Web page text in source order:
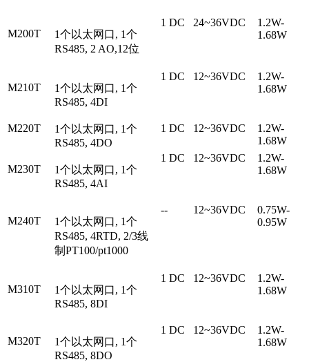
M200T
1个以太网口, 1个
RS485, 2 AO,12位
1 DC 24~36VDC
1.2W-
1.68W
M210T
1个以太网口, 1个
RS485, 4DI
1 DC 12~36VDC
1.2W-
1.68W
M220T
1个以太网口, 1个
RS485, 4DO
1 DC 12~36VDC
1.2W-
1.68W
M230T
1个以太网口, 1个
RS485, 4AI
1 DC 12~36VDC
1.2W-
1.68W
M240T
1个以太网口, 1个
RS485, 4RTD, 2/3线
制PT100/pt1000
-- 12~36VDC
0.75W-
0.95W
M310T
1个以太网口, 1个
RS485, 8DI
1 DC 12~36VDC
1.2W-
1.68W
M320T
1个以太网口, 1个
RS485, 8DO
1 DC 12~36VDC
1.2W-
1.68W